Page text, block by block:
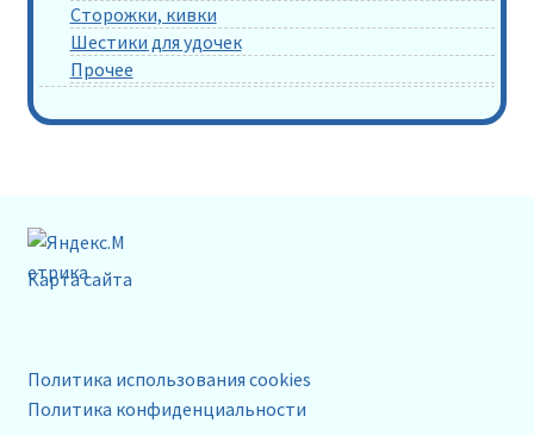
Сторожки, кивки
Шестики для удочек
Прочее
Карта сайта
Политика использования cookies
Политика конфиденциальности